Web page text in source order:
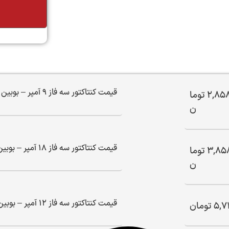
توما
ن
قیمت کنتاکتور سه فاز 9 آمپر – بوبین 110 ولت
توما
ن
قیمت کنتاکتور سه فاز 18 آمپر – بوبین 110 ولت
تومان قیمت کنتاکتور سه فاز 12 آمپر – بوبین 110 ولت